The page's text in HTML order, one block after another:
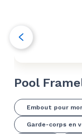
Pool
Embout pour
Garde-corps en